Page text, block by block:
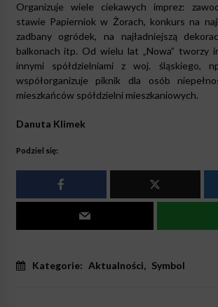
Organizuje wiele ciekawych imprez:
stawie Papierniok w Żorach, konkurs na
zadbany ogródek, na najładniejszą
balkonach itp. Od wielu lat „Nowa” tworzy
innymi spółdzielniami z woj. śląskiego,
współorganizuje piknik dla osób
mieszkańców spółdzielni mieszkaniowych.
Danuta Klimek
Podziel się:
Kategorie: Aktualności, Symbol